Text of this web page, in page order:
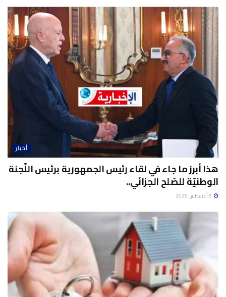
أخبار
هذا أبرز ما جاء في لقاء رئيس الجمهورية برئيس اللّجنة
الوطنيّة للصّلح الجزائي..